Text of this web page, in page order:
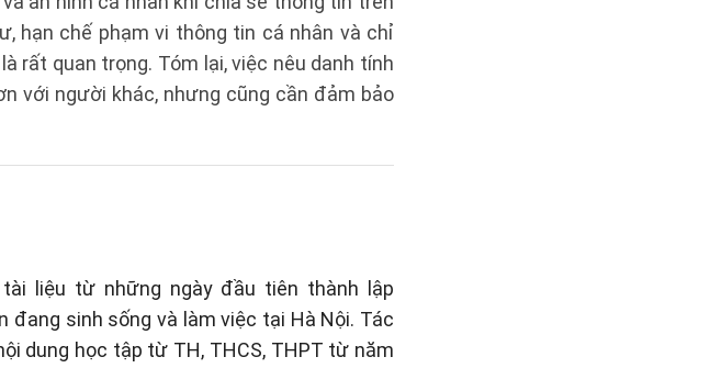
hạn chế phạm vi thông tin cá nhân và chỉ
rất quan trọng. Tóm lại, việc nêu danh tính
với người khác, nhưng cũng cần đảm bảo
liệu từ những ngày đầu tiên thành lập
sinh sống và làm việc tại Hà Nội. Tác
dung học tập từ TH, THCS, THPT từ năm